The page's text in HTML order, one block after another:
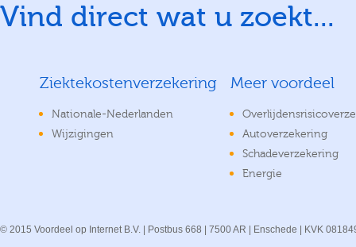
Vind direct wat u zoekt...
Ziektekostenverzekering
Nationale-Nederlanden
Wijzigingen
Meer voordeel
Autoverzekering
Schadeverzekering
Energie
© 2015 Voordeel op Internet B.V. | Postbus 668 | 7500 AR | Enschede | KVK